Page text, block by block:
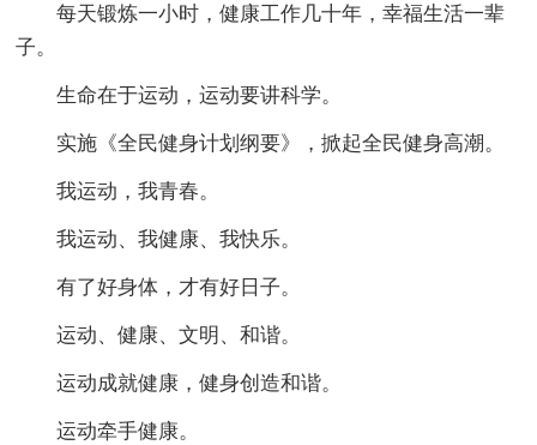
每天锻炼一小时，健康工作几十年，幸福生活一辈
子。
生命在于运动，运动要讲科学。
实施《全民健身计划纲要》，掀起全民健身高潮。
我运动，我青春。
我运动、我健康、我快乐。
有了好身体，才有好日子。
运动、健康、文明、和谐。
运动成就健康，健身创造和谐。
运动牵手健康。